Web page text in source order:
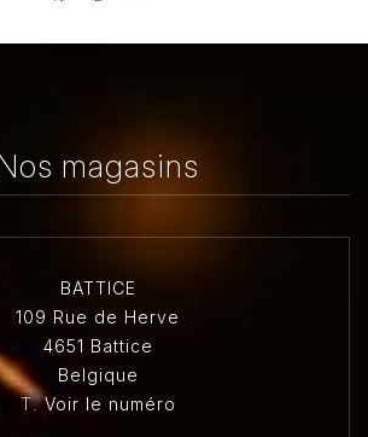
magasins
BATTICE
109 Rue de Herve
4651 Battice
Belgique
T.Voir le numéro